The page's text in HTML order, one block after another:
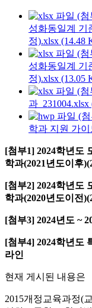
(첨
성화동일계 기
정).xlsx (14.48
(첨
성화동일계 기
정).xlsx (13.05
(첨
과
(
학과 지원 가
[첨부1] 2024학년도
학과(2021년도이후
[첨부2] 2024학년도
학과(2020년도이전
[첨부3] 2024년도 ~
[첨부4] 2024학년도
라인
현재 게시된 내용은
2015개정교육과정(